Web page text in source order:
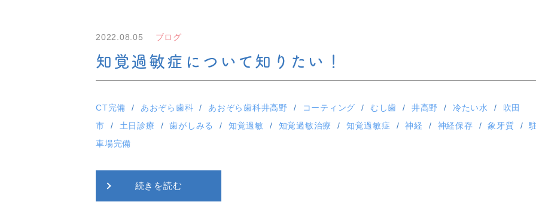
2022.08.05 ブログ
知覚過敏症について知りたい！
CT完備 あおぞら歯科 あおぞら歯科井高野 コーティング むし歯 井高野 冷たい水
吹田
市
土日診療 歯がしみる 知覚過敏 知覚過敏治療 知覚過敏症 神経 神経保存 象牙質
駐
車場完備
続きを読む